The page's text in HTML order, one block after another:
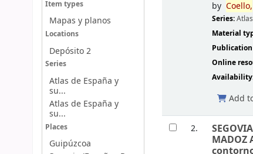
Item types
Mapas y planos
Locations
Depósito 2
Series
Atlas de España y
su...
Atlas de España y
su...
Places
Guipúzcoa
by Coello,
Series:
Material
Online
Add
2.
MADOZ